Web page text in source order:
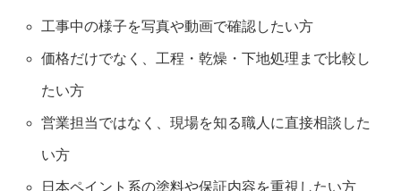
工事中の様子を写真や動画で確認したい方
価格だけでなく、工程・乾燥・下地処理まで比較し
たい方
営業担当ではなく、現場を知る職人に直接相談した
い方
日本ペイント系の塗料や保証内容を重視したい方